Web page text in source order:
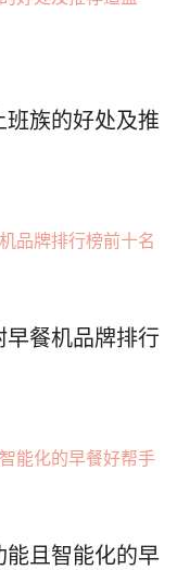
族的好处及推
餐机品牌排行
能且智能化的早